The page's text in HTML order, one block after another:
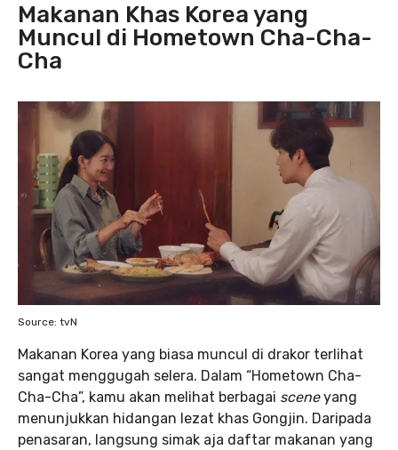
Makanan Khas Korea yang
Muncul di Hometown Cha-Cha-
Cha
Source: tvN
Makanan Korea yang biasa muncul di drakor terlihat
sangat menggugah selera. Dalam “Hometown Cha-
Cha-Cha”, kamu akan melihat berbagai sceneyang
menunjukkan hidangan lezat khas Gongjin. Daripada
penasaran, langsung simak aja daftar makanan yang